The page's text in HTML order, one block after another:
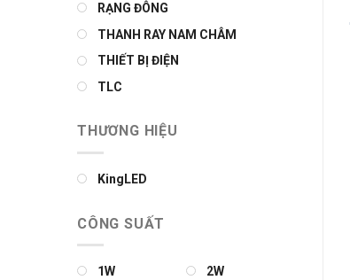
RẠNG ĐÔNG
THANH RAY NAM CHÂM
THIẾT BỊ ĐIỆN
TLC
THƯƠNG HIỆU
KingLED
CÔNG SUẤT
1W
2W